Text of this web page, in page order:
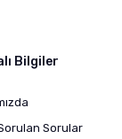
Bilgiler
Sorular